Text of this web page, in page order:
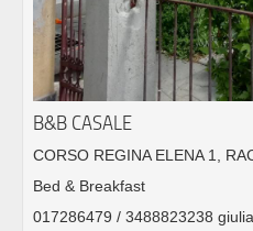
B&B CASALE
CORSO REGINA ELENA 1,
Bed & Breakfast
017286479 / 3488823238